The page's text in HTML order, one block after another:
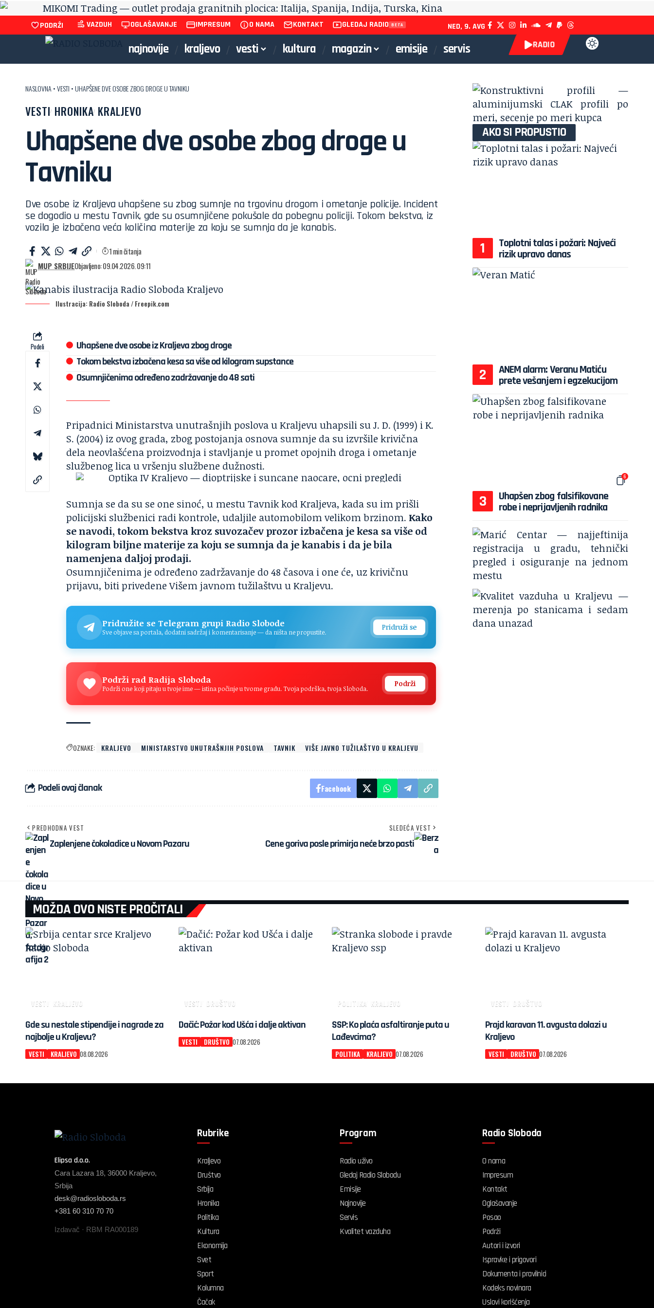
PODRŽI VAZDUH OGLAŠAVANJE IMPRESUM O NAMA KONTAKT GLEDAJ RADIO NED, 9. AVG
najnovije kraljevo vesti kultura magazin emisije servis RADIO
NASLOVNA •VESTI •UHAPŠENE DVE OSOBE ZBOG DROGE U TAVNIKU
VESTI HRONIKA KRALJEVO
Uhapšene dve osobe zbog droge u
Tavniku
Dve osobe iz Kraljeva uhapšene su zbog sumnje na trgovinu drogom i ometanje policije. Incident
se dogodio u mestu Tavnik, gde su osumnjičene pokušale da pobegnu policiji. Tokom bekstva, iz
vozila je izbačena veća količina materije za koju se sumnja da je kanabis.
MUP SRBIJEObjavljeno: 09.04.2026. 09:11
1 min čitanja
Ilustracija: Radio Sloboda / Freepik.com
Podeli
Uhapšene dve osobe iz Kraljeva zbog droge
Tokom bekstva izbačena kesa sa više od kilogram supstance
Osumnjičenima određeno zadržavanje do 48 sati
Pripadnici Ministarstva unutrašnjih poslova u Kraljevu uhapsili su J. D. (1999) i K.
S. (2004) iz ovog grada, zbog postojanja osnova sumnje da su izvršile krivična
dela neovlašćena proizvodnja i stavljanje u promet opojnih droga i ometanje
službenog lica u vršenju službene dužnosti.
Sumnja se da su se one sinoć, u mestu Tavnik kod Kraljeva, kada su im prišli
policijski službenici radi kontrole, udaljile automobilom velikom brzinom.Kako
se navodi, tokom bekstva kroz suvozačev prozor izbačena je kesa sa više od
kilogram biljne materije za koju se sumnja da je kanabis i da je bila
namenjena daljoj prodaji.
Osumnjičenima je određeno zadržavanje do 48 časova i one će, uz krivičnu
prijavu, biti privedene Višem javnom tužilaštvu u Kraljevu.
Pridružite se Telegram grupi Radio Slobode
Sve objave sa portala, dodatni sadržaj i komentarisanje — da ništa ne propustite.
Pridruži se
Podrži rad Radija Sloboda
Podrži one koji pitaju u tvoje ime — istina počinje u tvome gradu. Tvoja podrška, tvoja Sloboda.
Podrži
OZNAKE: KRALJEVO MINISTARSTVO UNUTRAŠNJIH POSLOVA TAVNIK VIŠE JAVNO TUŽILAŠTVO U KRALJEVU
Podeli ovaj članak Facebook
PREDHODNA VEST
Zaplenjene čokoladice u Novom Pazaru
SLEDEĆA VEST
Cene goriva posle primirja neće brzo pasti
AKO SI PROPUSTIO
Toplotni talas i požari: Najveći
rizik upravo danas
ANEM alarm: Veranu Matiću
prete vešanjem i egzekucijom
6
Uhapšen zbog falsifikovane
robe i neprijavljenih radnika
MOŽDA OVO NISTE PROČITALI
VESTI KRALJEVO
Gde su nestale stipendije i nagrade za
najbolje u Kraljevu?
VESTI KRALJEVO 08.08.2026
VESTI DRUŠTVO
Dačić: Požar kod Ušća i dalje aktivan
VESTI DRUŠTVO 07.08.2026
POLITIKA KRALJEVO
SSP: Ko plaća asfaltiranje puta u
Lađevcima?
POLITIKA KRALJEVO 07.08.2026
VESTI DRUŠTVO
Prajd karavan 11. avgusta dolazi u
Kraljevo
VESTI DRUŠTVO 07.08.2026
Elipsa d.o.o.
Cara Lazara 18, 36000 Kraljevo,
Srbija
desk@radiosloboda.rs
+381 60 310 70 70
Izdavač · RBM RA000189
Rubrike
Kraljevo
Društvo
Srbija
Hronika
Politika
Kultura
Ekonomija
Svet
Sport
Kolumna
Čačak
Program
Radio uživo
Gledaj Radio Slobodu
Emisije
Najnovije
Servis
Kvalitet vazduha
Radio Sloboda
O nama
Impresum
Kontakt
Oglašavanje
Posao
Podrži
Autori i izvori
Ispravke i prigovori
Dokumenta i pravilnici
Kodeks novinara
Uslovi korišćenja